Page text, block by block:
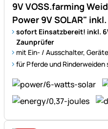
9V VOSS.farming
Power 9V SOLAR"
sofort Einsatzbereit! inkl.
Zaunprüfer
mit Ein- / Ausschalter,
für Pferde und